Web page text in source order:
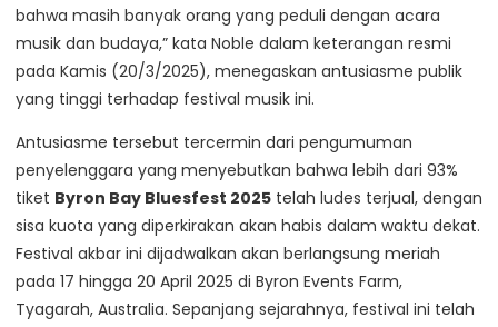
bahwa masih banyak orang yang peduli dengan acara
musik dan budaya,” kata Noble dalam keterangan resmi
pada Kamis (20/3/2025), menegaskan antusiasme publik
yang tinggi terhadap festival musik ini.
Antusiasme tersebut tercermin dari pengumuman
penyelenggara yang menyebutkan bahwa lebih dari 93%
tiket Byron Bay Bluesfest 2025 telah ludes terjual, dengan
sisa kuota yang diperkirakan akan habis dalam waktu dekat.
Festival akbar ini dijadwalkan akan berlangsung meriah
pada 17 hingga 20 April 2025 di Byron Events Farm,
Tyagarah, Australia. Sepanjang sejarahnya, festival ini telah